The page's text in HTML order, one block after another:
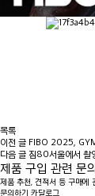
목록
이전 글 FIBO 2025,
다음 글 짐80서울에서 촬
제품 구입 관련 문
제품 추천, 견적서 등 구매에
문의하기 카달로그